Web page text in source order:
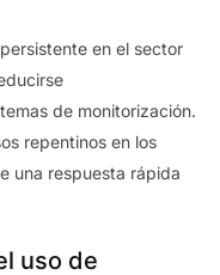
en el sector
de monitorización.
repentinos en los
una respuesta rápida
uso de